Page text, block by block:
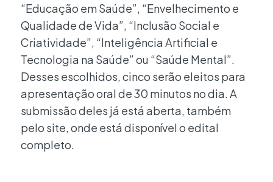
“Educação em Saúde”, “Envelhecimento e
Qualidade de Vida”, “Inclusão Social e
Criatividade”, “Inteligência Artificial e
Tecnologia na Saúde” ou “Saúde Mental”.
Desses escolhidos, cinco serão eleitos para
apresentação oral de 30 minutos no dia. A
submissão deles já está aberta, também
pelo site, onde está disponível o edital
completo.